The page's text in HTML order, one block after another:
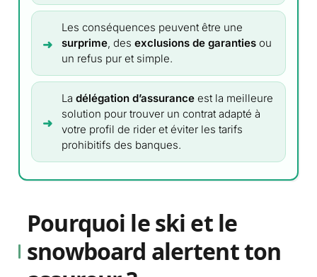
Les conséquences peuvent être une
surprime, desexclusions de garanties ou
un refus pur et simple.
Ladélégation d’assurance est la meilleure
solution pour trouver un contrat adapté à
votre profil de rider et éviter les tarifs
prohibitifs des banques.
Pourquoi le ski et le
snowboard alertent ton